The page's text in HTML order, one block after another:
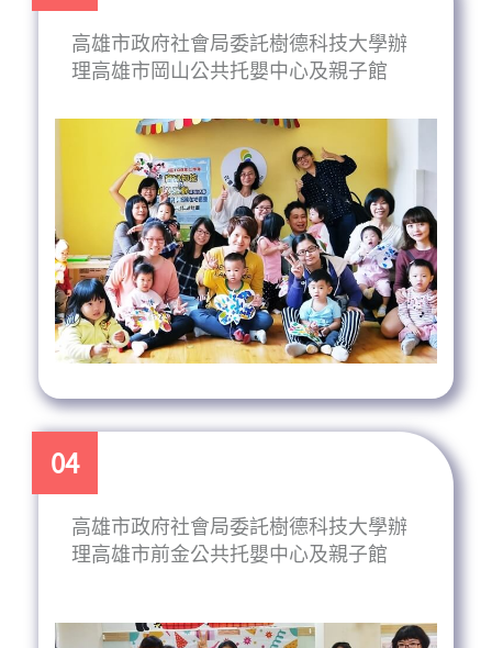
高雄市政府社會局委託樹德科技大學辦
理高雄市岡山公共托嬰中心及親子館
04
高雄市政府社會局委託樹德科技大學辦
理高雄市前金公共托嬰中心及親子館